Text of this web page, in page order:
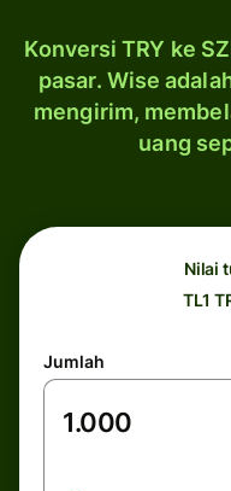
Konversi TRY ke
pasar. Wise
mengirim,
uang
Nilai
TL1
Jumlah